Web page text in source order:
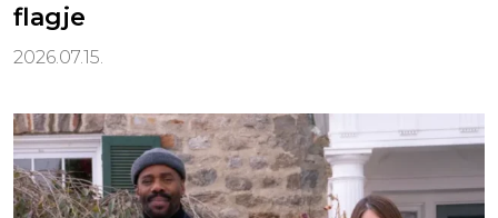
flagje
2026.07.15.